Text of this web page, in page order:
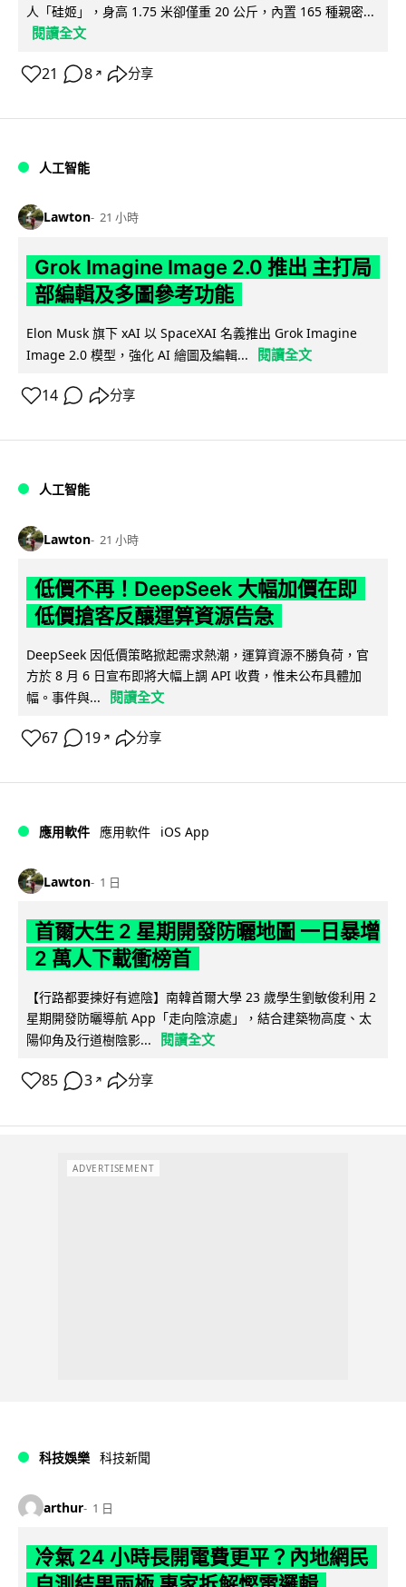
人「硅姬」，身高 1.75 米卻僅重 20 公斤，內置 165 種親密...
閱讀全文
21 8 ↗ 分享
人工智能
Lawton 21 小時
Grok Imagine Image 2.0 推出 主打局
部編輯及多圖參考功能
Elon Musk 旗下 xAI 以 SpaceXAI 名義推出 Grok Imagine
Image 2.0 模型，強化 AI 繪圖及編輯...
閱讀全文
14 分享
人工智能
Lawton 21 小時
低價不再！DeepSeek 大幅加價在即
低價搶客反釀運算資源告急
DeepSeek 因低價策略掀起需求熱潮，運算資源不勝負荷，官
方於 8 月 6 日宣布即將大幅上調 API 收費，惟未公布具體加
幅。事件與...
閱讀全文
67 19 ↗ 分享
應用軟件 應用軟件 iOS App
Lawton 1 日
首爾大生 2 星期開發防曬地圖 一日暴增
2 萬人下載衝榜首
【行路都要揀好有遮陰】南韓首爾大學 23 歲學生劉敏俊利用 2
星期開發防曬導航 App「走向陰涼處」，結合建築物高度、太
陽仰角及行道樹陰影...
閱讀全文
85 3 ↗ 分享
ADVERTISEMENT
科技娛樂 科技新聞
arthur 1 日
冷氣 24 小時長開電費更平？內地網民